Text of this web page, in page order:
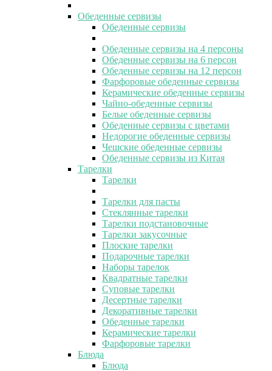
Обеденные сервизы
Обеденные сервизы
Обеденные сервизы на 4 персоны
Обеденные сервизы на 6 персон
Обеденные сервизы на 12 персон
Фарфоровые обеденные сервизы
Керамические обеденные сервизы
Чайно-обеденные сервизы
Белые обеденные сервизы
Обеденные сервизы с цветами
Недорогие обеденные сервизы
Чешские обеденные сервизы
Обеденные сервизы из Китая
Тарелки
Тарелки
Тарелки для пасты
Стеклянные тарелки
Тарелки подстановочные
Тарелки закусочные
Плоские тарелки
Подарочные тарелки
Наборы тарелок
Квадратные тарелки
Суповые тарелки
Десертные тарелки
Декоративные тарелки
Обеденные тарелки
Керамические тарелки
Фарфоровые тарелки
Блюда
Блюда